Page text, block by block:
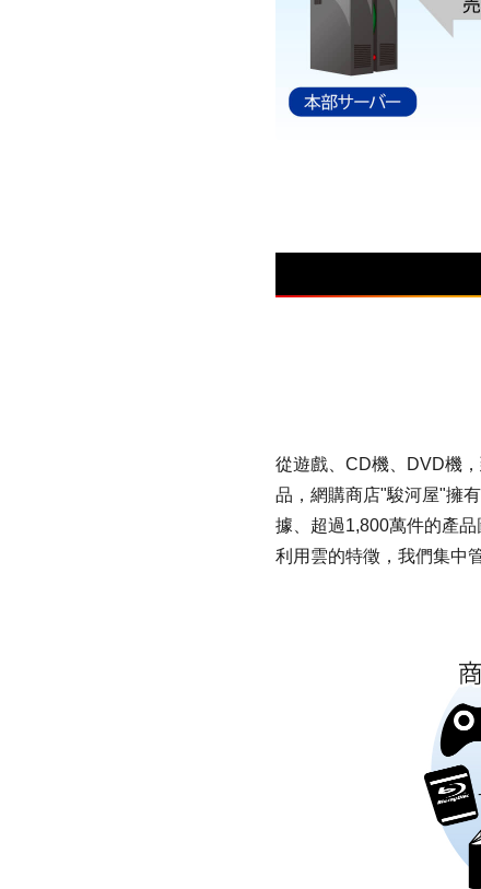
從遊戲、CD機、DVD機
品，網購商店"駿河屋"擁
據、超過1,800萬件的產品
利用雲的特徵，我們集中